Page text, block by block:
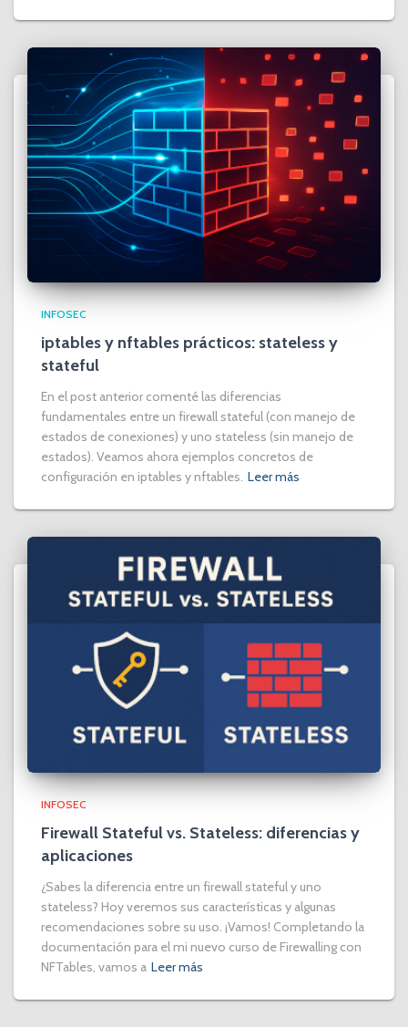
INFOSEC
iptables y nftables prácticos: stateless y
stateful
En el post anterior comenté las diferencias
fundamentales entre un firewall stateful (con manejo de
estados de conexiones) y uno stateless (sin manejo de
estados). Veamos ahora ejemplos concretos de
configuración en iptables y nftables. Leer más
INFOSEC
Firewall Stateful vs. Stateless: diferencias y
aplicaciones
¿Sabes la diferencia entre un firewall stateful y uno
stateless? Hoy veremos sus características y algunas
recomendaciones sobre su uso. ¡Vamos! Completando la
documentación para el mi nuevo curso de Firewalling con
NFTables, vamos a Leer más